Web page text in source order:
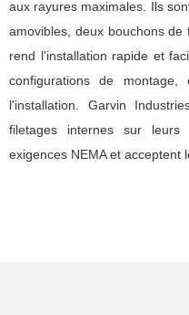
aux rayures maximales. Ils
amovibles, deux bouchons
rend l'installation rapide et
configurations de
l'installation. Garvin
filetages internes sur
exigences NEMA et acceptent